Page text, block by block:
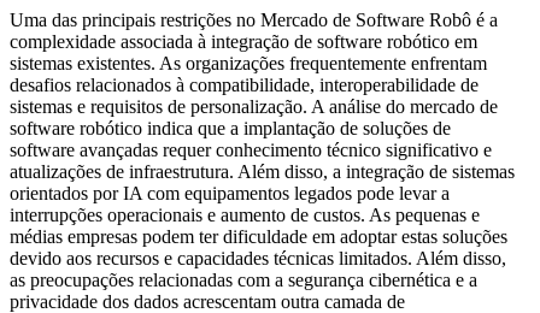
Uma das principais restrições no Mercado de Software Robô é a
complexidade associada à integração de software robótico em
sistemas existentes. As organizações frequentemente enfrentam
desafios relacionados à compatibilidade, interoperabilidade de
sistemas e requisitos de personalização. A análise do mercado de
software robótico indica que a implantação de soluções de
software avançadas requer conhecimento técnico significativo e
atualizações de infraestrutura. Além disso, a integração de sistemas
orientados por IA com equipamentos legados pode levar a
interrupções operacionais e aumento de custos. As pequenas e
médias empresas podem ter dificuldade em adoptar estas soluções
devido aos recursos e capacidades técnicas limitados. Além disso,
as preocupações relacionadas com a segurança cibernética e a
privacidade dos dados acrescentam outra camada de